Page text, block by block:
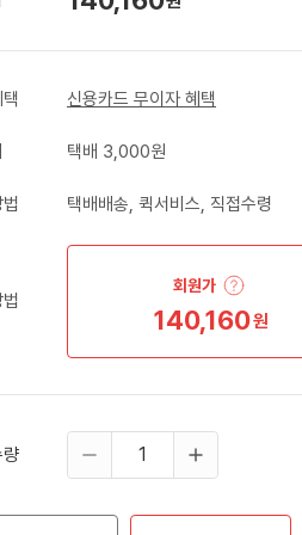
신용카드 무이자 혜택
택배 3,000원
택배배송, 퀵서비스, 직접수령
회원가
140,160원
량